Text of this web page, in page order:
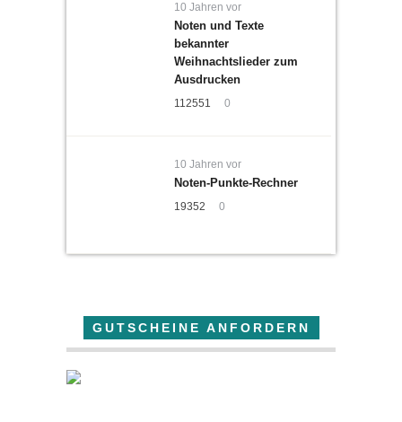
10 Jahren vor
Noten und Texte
bekannter
Weihnachtslieder zum
Ausdrucken
112551 0
10 Jahren vor
Noten-Punkte-Rechner
19352 0
GUTSCHEINE ANFORDERN